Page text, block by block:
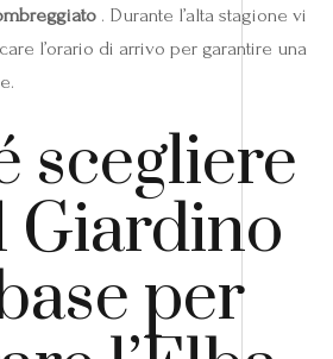
. Durante l’alta stagione vi
l’orario di arrivo per garantire una
scegliere
Giardino
per